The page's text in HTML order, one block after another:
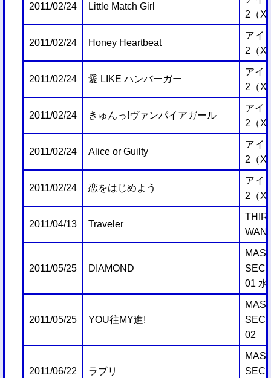
2011/02/24 Little Match Girl
2（
2011/02/24 Honey Heartbeat
アイ
2（
2011/02/24 愛 LIKE ハンバーガー
アイ
2（
2011/02/24 きゅんっ!ヴァンパイアガール
アイ
2（
2011/02/24 Alice or Guilty
アイ
2（
2011/02/24 恋をはじめよう
アイ
2（
2011/04/13 Traveler
2011/05/25 DIAMOND
01 水
2011/05/25 YOU往MY進!
02
2011/06/22 ラブリ